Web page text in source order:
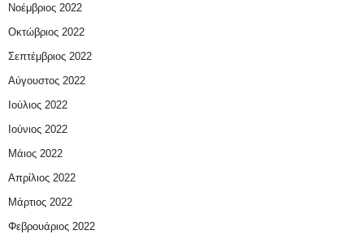
Νοέμβριος 2022
Οκτώβριος 2022
Σεπτέμβριος 2022
Αύγουστος 2022
Ιούλιος 2022
Ιούνιος 2022
Μάιος 2022
Απρίλιος 2022
Μάρτιος 2022
Φεβρουάριος 2022